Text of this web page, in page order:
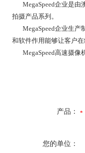
MegaSpeed企业是由
拍摄产品系列。
MegaSpeed企业生产
和软件作用能够让客户
MegaSpeed高速摄像
产品：
您的单位：